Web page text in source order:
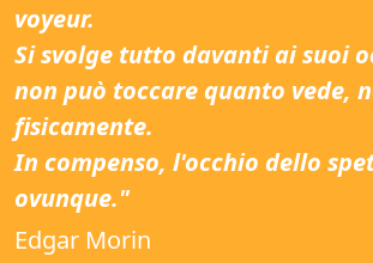
voyeur.
Si svolge tutto davanti ai suoi
non può toccare quanto vede,
fisicamente.
In compenso, l'occhio dello
ovunque."
Edgar Morin